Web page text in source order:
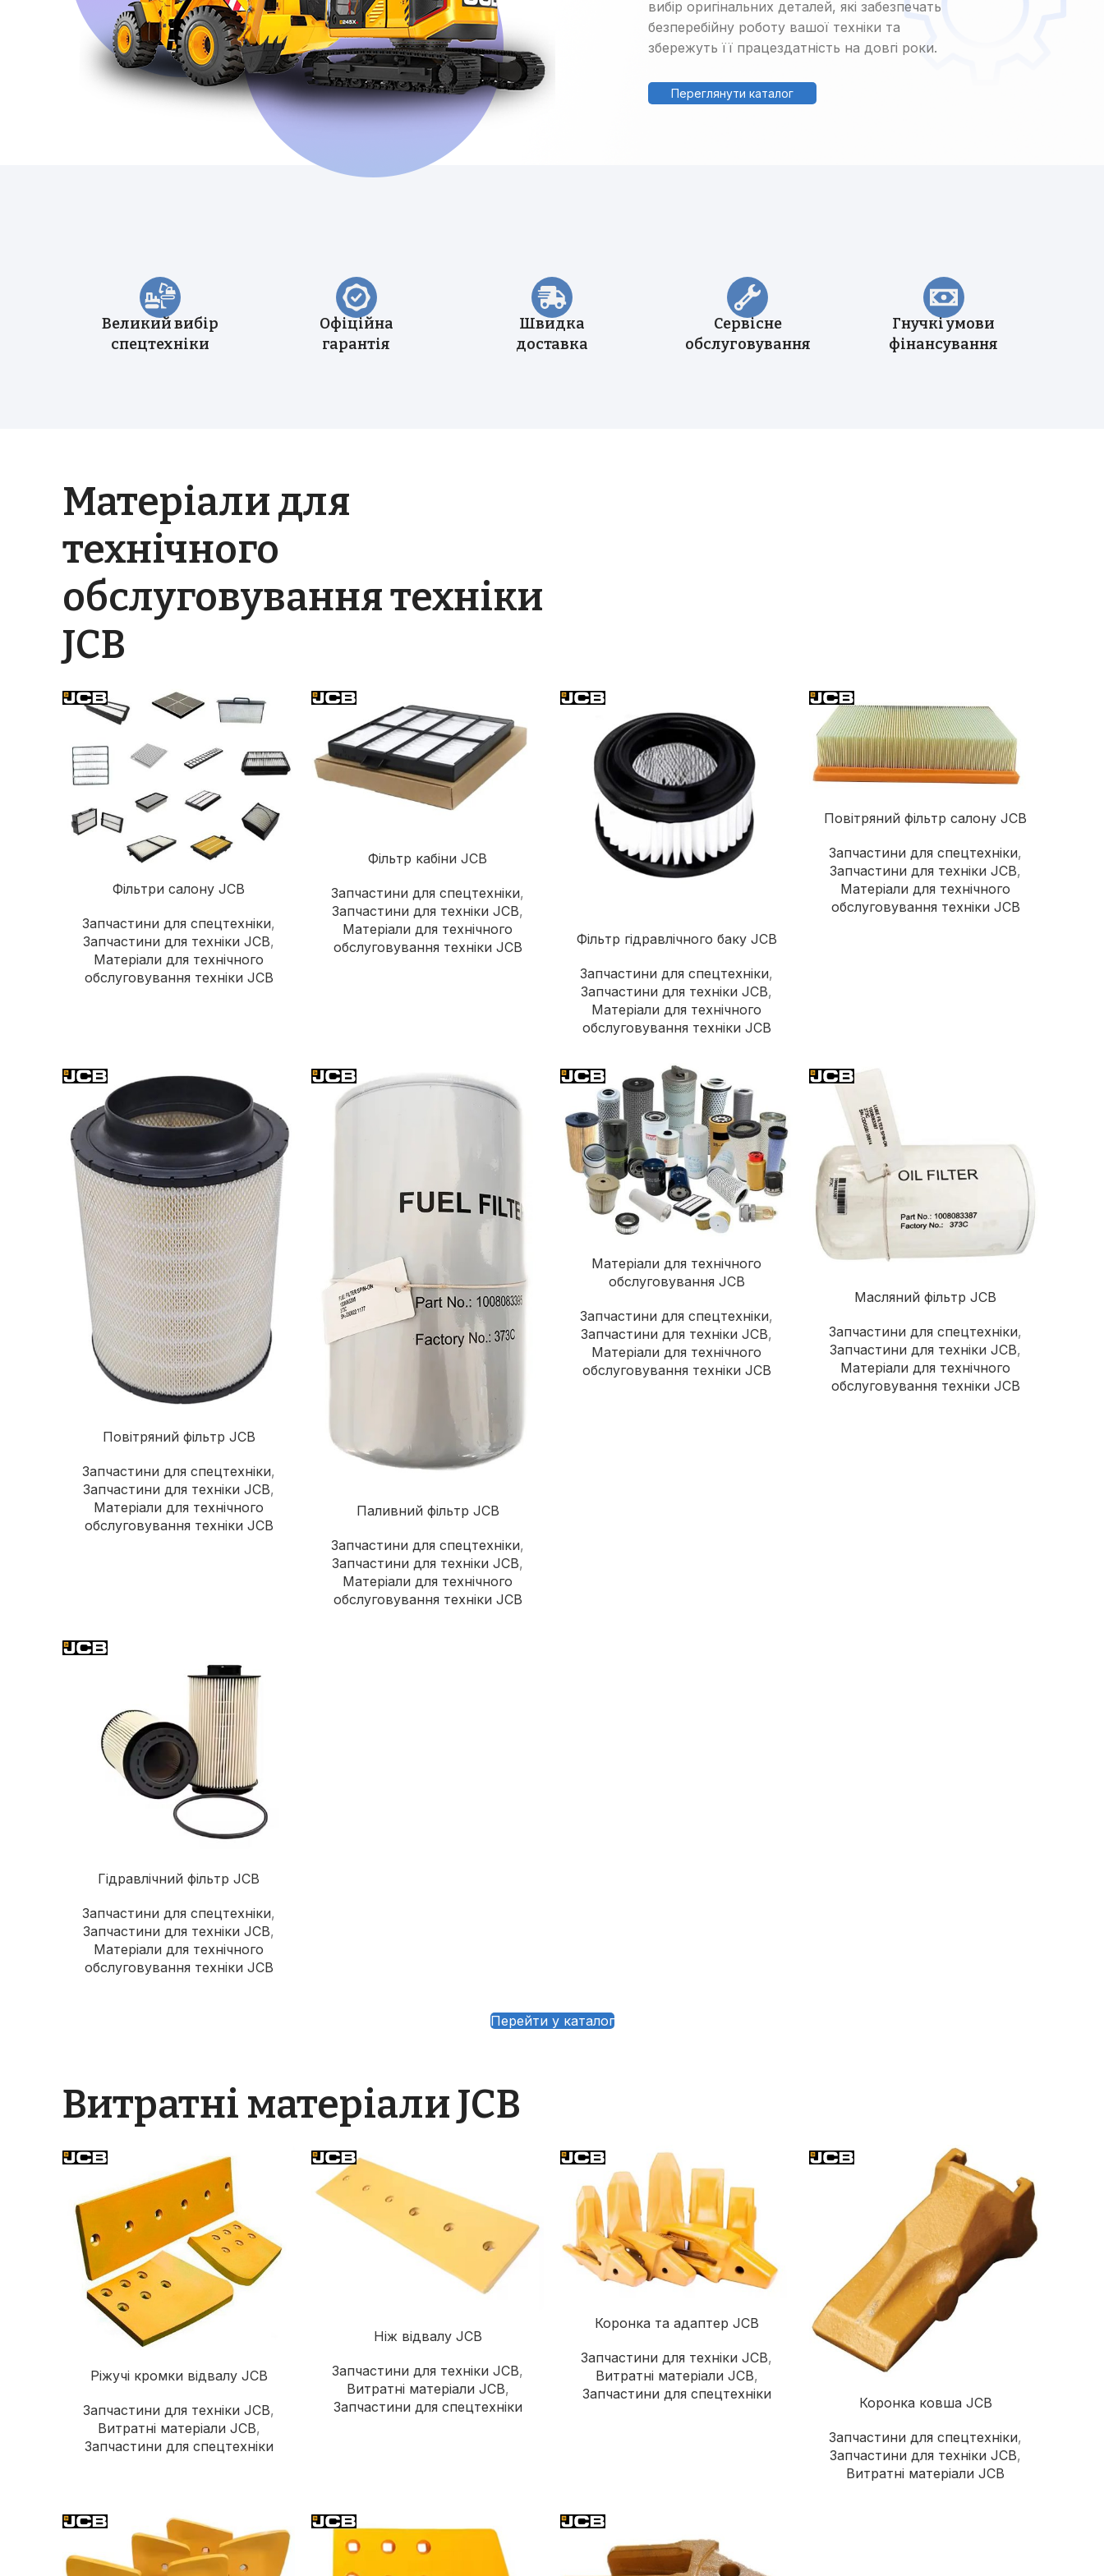
Відбійні молотки
Гусеничні бульдозери
Гусеничні екскаватори
Телескопічні навантажувачі
Річстакери
Фронтальні навантажувачі
СпецТехноЦентр
Найкращі пропозиції від
вибір оригінальних деталей, які забезпечать
безперебійну роботу вашої техніки та
збережуть її працездатність на довгі роки.
Переглянути каталог
Великий вибір
спецтехніки
Офіційна
гарантія
Швидка
доставка
Сервісне
обслуговування
Гнучкі умови
фінансування
Матеріали для
технічного
обслуговування техніки
JCB
Фільтри салону JCB
Запчастини для спецтехніки,
Запчастини для техніки JCB,
Матеріали для технічного
обслуговування техніки JCB
Фільтр кабіни JCB
Запчастини для спецтехніки,
Запчастини для техніки JCB,
Матеріали для технічного
обслуговування техніки JCB
Фільтр гідравлічного баку JCB
Запчастини для спецтехніки,
Запчастини для техніки JCB,
Матеріали для технічного
обслуговування техніки JCB
Повітряний фільтр салону JCB
Запчастини для спецтехніки,
Запчастини для техніки JCB,
Матеріали для технічного
обслуговування техніки JCB
Повітряний фільтр JCB
Запчастини для спецтехніки,
Запчастини для техніки JCB,
Матеріали для технічного
обслуговування техніки JCB
Паливний фільтр JCB
Запчастини для спецтехніки,
Запчастини для техніки JCB,
Матеріали для технічного
обслуговування техніки JCB
Матеріали для технічного
обслуговування JCB
Запчастини для спецтехніки,
Запчастини для техніки JCB,
Матеріали для технічного
обслуговування техніки JCB
Масляний фільтр JCB
Запчастини для спецтехніки,
Запчастини для техніки JCB,
Матеріали для технічного
обслуговування техніки JCB
Гідравлічний фільтр JCB
Запчастини для спецтехніки,
Запчастини для техніки JCB,
Матеріали для технічного
обслуговування техніки JCB
Перейти у каталог
Витратні матеріали JCB
Ріжучі кромки відвалу JCB
Запчастини для техніки JCB,
Витратні матеріали JCB,
Запчастини для спецтехніки
Ніж відвалу JCB
Запчастини для техніки JCB,
Витратні матеріали JCB,
Запчастини для спецтехніки
Коронка та адаптер JCB
Запчастини для техніки JCB,
Витратні матеріали JCB,
Запчастини для спецтехніки
Коронка ковша JCB
Запчастини для спецтехніки,
Запчастини для техніки JCB,
Витратні матеріали JCB